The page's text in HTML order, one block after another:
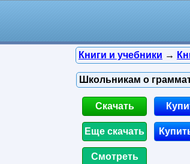
Книги и учебники →
Школьникам о
Скачать
Еще скачать
Смотреть